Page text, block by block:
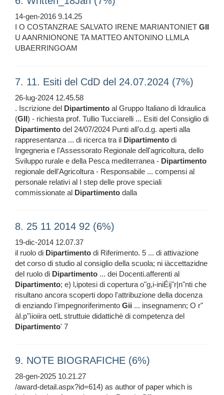
14-gen-2016 9.14.25
I O COSTANZRAE SALVATO IRENE MARIANTONIET GII
U AANRNIONONE TA MATTEO ANTONINO LLMLA
UBAERRINGOAM
7. 11. Esiti del CdD del 24.07.2024 (7%)
26-lug-2024 12.45.58
. Iscrizione del Dipartimento al Gruppo Italiano di Idraulica
(GII) - richiesta prof. Tullio Tucciarelli ... Esiti del Consiglio di
Dipartimento del 24/07/2024 Punti all’o.d.g. aperti alla
rappresentanza ... di ricerca tra il Dipartimento di
Ingegneria e l'Assessorato Regionale dell'agricoltura, dello
Sviluppo rurale e della Pesca mediterranea - Dipartimento
regionale dell'Agricoltura - Responsabile ... compensi al
personale relativi al I step delle prove speciali
commissionate al Dipartimento dalla
8. 25 11 2014 92 (6%)
19-dic-2014 12.07.37
il ruolo di Dipartimento di Riferimento. 5 ... di attivazione
det corso di studio al consiglio della scuola; ni iàccettazidne
del ruolo di Dipartimento ... dei Docenti.afferenti al
Dipartimento; e) l,ipotesi di copertura o"g,i-iniÉij"r|n"nti che
risultano ancora scoperti dopo l'attribuzione della docenza
di enziando I'impegnoriferimento Gii ... insegnamenn; O r"
àI.p"ìioiira oetL struttuie didattichè di competenza del
Dipartimento' 7
9. NOTE BIOGRAFICHE (6%)
28-gen-2025 10.21.27
/award-detail.aspx?id=614) as author of paper which is